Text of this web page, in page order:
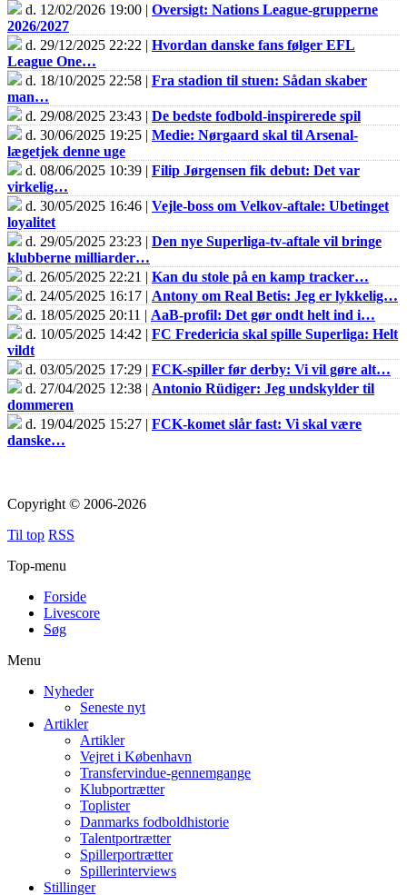
d. 12/02/2026 19:00 | Oversigt: Nations League-grupperne
2026/2027
d. 29/12/2025 22:22 | Hvordan danske fans følger EFL
League One…
d. 18/10/2025 22:58 | Fra stadion til stuen: Sådan skaber
man…
d. 29/08/2025 23:43 | De bedste fodbold-inspirerede spil
d. 30/06/2025 19:25 | Medie: Nørgaard skal til Arsenal-
lægetjek denne uge
d. 08/06/2025 10:39 | Filip Jørgensen fik debut: Det var
virkelig…
d. 30/05/2025 16:46 | Vejle-boss om Velkov-aftale: Ubetinget
loyalitet
d. 29/05/2025 23:23 | Den nye Superliga-tv-aftale vil bringe
klubberne milliarder…
d. 26/05/2025 22:21 | Kan du stole på en kamp tracker…
d. 24/05/2025 16:17 | Antony om Real Betis: Jeg er lykkelig…
d. 18/05/2025 20:11 | AaB-profil: Det gør ondt helt ind i…
d. 10/05/2025 14:42 | FC Fredericia skal spille Superliga: Helt
vildt
d. 03/05/2025 17:29 | FCK-spiller før derby: Vi vil gøre alt…
d. 27/04/2025 12:38 | Antonio Rüdiger: Jeg undskylder til
dommeren
d. 19/04/2025 15:27 | FCK-komet slår fast: Vi skal være
danske…
Copyright © 2006-2026
Til top RSS
Top-menu
Forside
Livescore
Søg
Menu
Nyheder
Seneste nyt
Artikler
Artikler
Vejret i København
Transfervindue-gennemgange
Klubportrætter
Toplister
Danmarks fodboldhistorie
Talentportrætter
Spillerportrætter
Spillerinterviews
Stillinger